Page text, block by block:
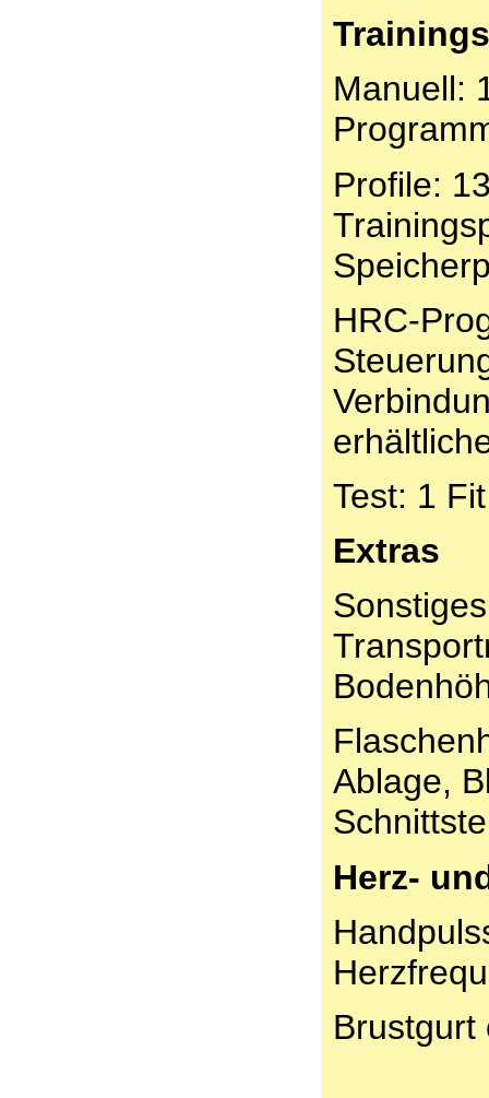
Manuell:
Profile:
HRC-
Test: 1
Extras
Ablage,
Herz-
Brustgurt